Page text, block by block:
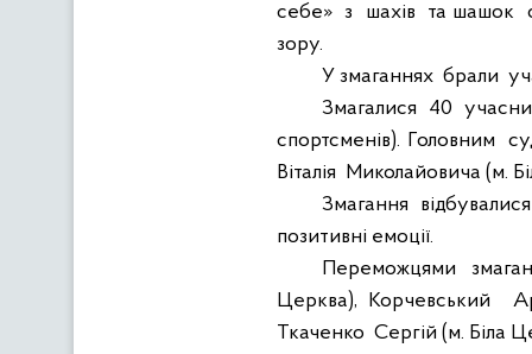
себе» з шахів та шашок
зору.
У змаганнях брали
Змагалися 40
спортсменів). Головним
Віталія Миколайовича (м.
Змагання
позитивні емоції.
Переможцями
Церква), Корчевський
Ткаченко Сергій (м. Біла